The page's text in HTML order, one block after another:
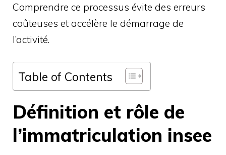
Comprendre ce processus évite des erreurs
coûteuses et accélère le démarrage de
l’activité.
Table of Contents
Définition et rôle de
l’immatriculation insee